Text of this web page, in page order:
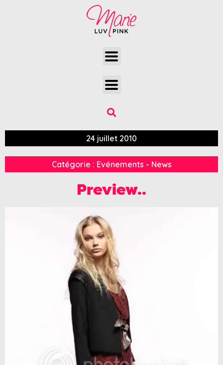
24 juillet 2010
Catégorie : Evénements - News
Preview..